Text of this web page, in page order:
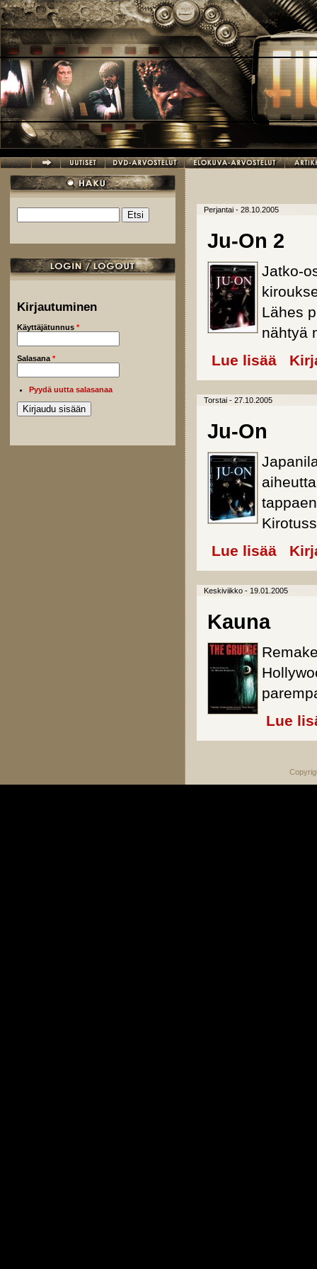
Hyppää pääsisältöön
Hakulomake
Kirjautuminen
Käyttäjätunnus *
Salasana *
Pyydä uutta salasanaa
Perjantai - 28.10.2005
Ju-On 2
Jatko-
Lähes
nähtyä
Lue lisää about Ju-
Torstai - 27.10.2005
Ju-On
Lue lisää about Ju-
Keskiviikko - 19.01.2005
Kauna
Lue